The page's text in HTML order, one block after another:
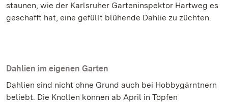
staunen, wie der Karlsruher Garteninspektor Hartweg es
geschafft hat, eine gefüllt blühende Dahlie zu züchten.
Dahlien im eigenen Garten
Dahlien sind nicht ohne Grund auch bei Hobbygärntnern
beliebt. Die Knollen können ab April in Töpfen